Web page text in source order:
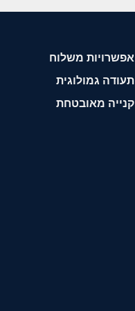
אפשרויות משלוח
תעודה גמולוגית
קנייה מאובטחת